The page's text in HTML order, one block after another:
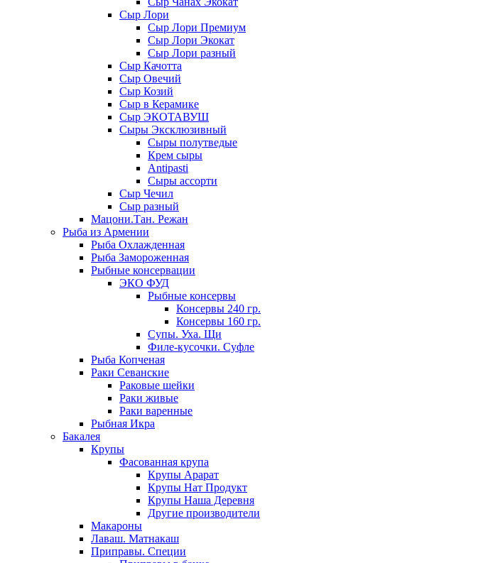
Сыр Лори
Сыр Лори Премиум
Сыр Лори Экокат
Сыр Лори разный
Сыр Качотта
Сыр Овечий
Сыр Козий
Сыр в Керамике
Сыр ЭКОТАВУШ
Сыры Эксклюзивный
Сыры полутведые
Крем сыры
Antipasti
Сыры ассорти
Сыр Чечил
Сыр разный
Мацони.Тан. Режан
Рыба из Армении
Рыба Охлажденная
Рыба Замороженная
Рыбные консервации
ЭКО ФУД
Рыбные консервы
Консервы 240 гр.
Консервы 160 гр.
Супы. Уха. Щи
Филе-кусочки. Суфле
Рыба Копченая
Раки Севанские
Раковые шейки
Раки живые
Раки варенные
Рыбная Икра
Бакалея
Крупы
Фасованная крупа
Крупы Арарат
Крупы Нат Продукт
Крупы Наша Деревня
Другие производители
Макароны
Лаваш. Матнакаш
Приправы. Специи